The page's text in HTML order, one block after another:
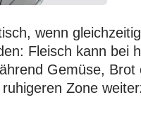
wenn
Fleisch kann bei
Gemüse, Brot
Zone